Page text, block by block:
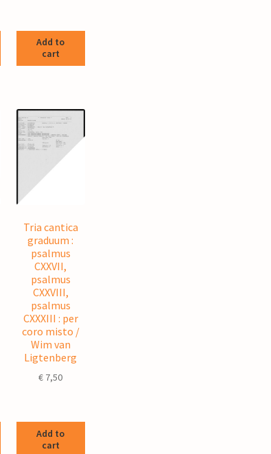
Add to
cart
Tria cantica
graduum :
psalmus
CXXVII,
psalmus
CXXVIII,
psalmus
CXXXIII : per
coro misto /
Wim van
Ligtenberg
€ 7,50
Add to
cart